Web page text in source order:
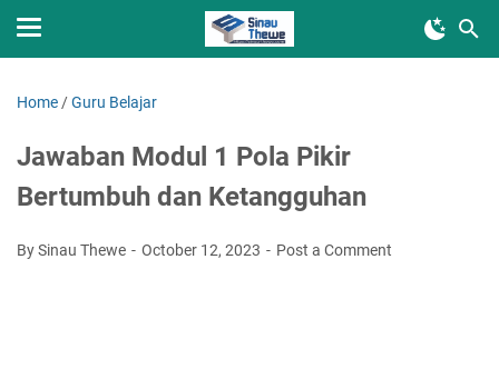
Home /Guru Belajar
Jawaban Modul 1 Pola Pikir
Bertumbuh dan Ketangguhan
By Sinau Thewe October 12, 2023 Post a Comment